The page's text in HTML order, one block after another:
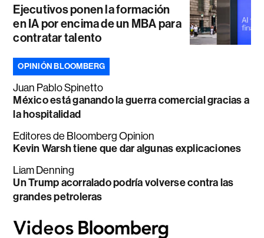
Ejecutivos ponen la formación
en IA por encima de un MBA para
contratar talento
OPINIÓN BLOOMBERG
Juan Pablo Spinetto
México está ganando la guerra comercial gracias a
la hospitalidad
Editores de Bloomberg Opinion
Kevin Warsh tiene que dar algunas explicaciones
Liam Denning
Un Trump acorralado podría volverse contra las
grandes petroleras